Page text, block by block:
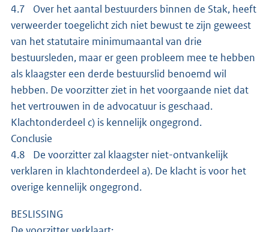
4.7 Over het aantal bestuurders binnen de Stak, heeft
verweerder toegelicht zich niet bewust te zijn geweest
van het statutaire minimumaantal van drie
bestuursleden, maar er geen probleem mee te hebben
als klaagster een derde bestuurslid benoemd wil
hebben. De voorzitter ziet in het voorgaande niet dat
het vertrouwen in de advocatuur is geschaad.
Klachtonderdeel c) is kennelijk ongegrond.
Conclusie
4.8 De voorzitter zal klaagster niet-ontvankelijk
verklaren in klachtonderdeel a). De klacht is voor het
overige kennelijk ongegrond.
BESLISSING